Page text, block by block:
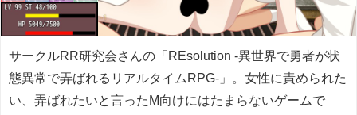
サークルRR研究会さんの「REsolution -異世界で勇者が状
態異常で弄ばれるリアルタイムRPG-」。女性に責められた
い、弄ばれたいと言ったM向けにはたまらないゲームで